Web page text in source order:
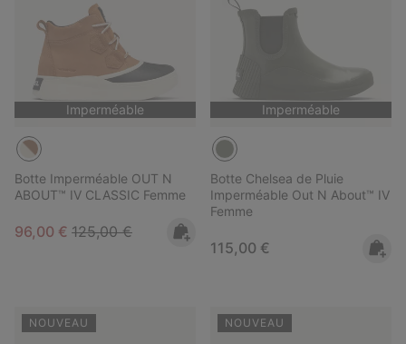
Imperméable
Botte Imperméable OUT N
ABOUT™ IV CLASSIC Femme
Sale price:
96,00 € Regular price:
125,00 €
Imperméable
Botte Chelsea de Pluie
Imperméable Out N About™ IV
Femme
Regular price:
115,00 €
NOUVEAU NOUVEAU